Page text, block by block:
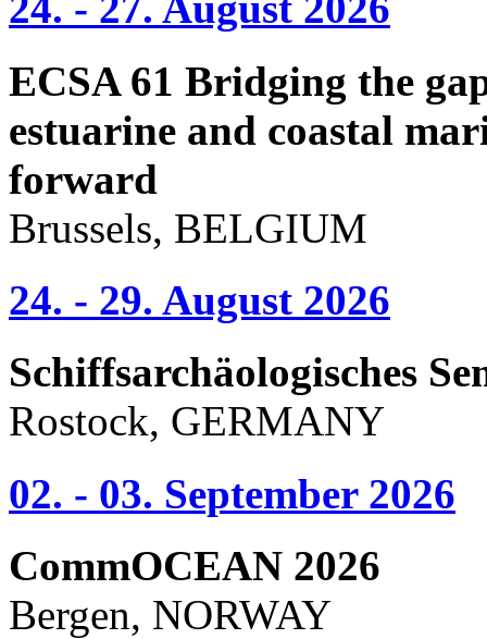
ECSA 61 Bridging the
estuarine and coastal
forward
Brussels, BELGIUM
24. - 29. August 2026
Schiffsarchäologisches
Rostock, GERMANY
02. - 03. September 2026
CommOCEAN 2026
Bergen, NORWAY